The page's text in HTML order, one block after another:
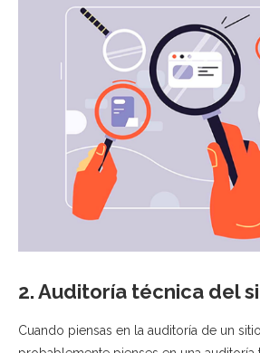
2. Auditoría técnica del
Cuando piensas en la auditoría de un